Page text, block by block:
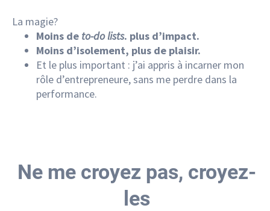
La magie?
Moins de to-do lists. plus d’impact.
Moins d’isolement, plus de plaisir.
Et le plus important : j’ai appris à incarner mon
rôle d’entrepreneure, sans me perdre dans la
performance.
Ne me croyez pas, croyez-
les